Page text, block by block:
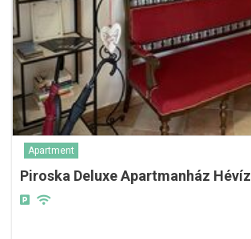
Apartment
Piroska Deluxe Apartmanház Hévíz